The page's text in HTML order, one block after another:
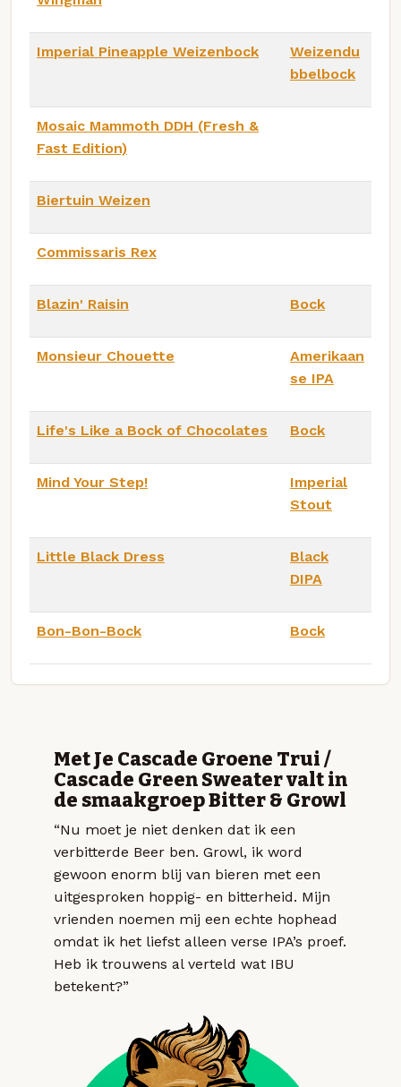
Imperial Pineapple Weizenbock
Weizendu
bbelbock
Mosaic Mammoth DDH (Fresh &
Fast Edition)
Biertuin Weizen
Commissaris Rex
Blazin' Raisin Bock
Monsieur Chouette
Amerikaan
se IPA
Life's Like a Bock of Chocolates Bock
Mind Your Step!
Imperial
Stout
Little Black Dress
Black
DIPA
Bon-Bon-Bock Bock
Met Je Cascade Groene Trui /
Cascade Green Sweater valt in
de smaakgroep Bitter & Growl
“Nu moet je niet denken dat ik een
verbitterde Beer ben. Growl, ik word
gewoon enorm blij van bieren met een
uitgesproken hoppig- en bitterheid. Mijn
vrienden noemen mij een echte hophead
omdat ik het liefst alleen verse IPA’s proef.
Heb ik trouwens al verteld wat IBU
betekent?”